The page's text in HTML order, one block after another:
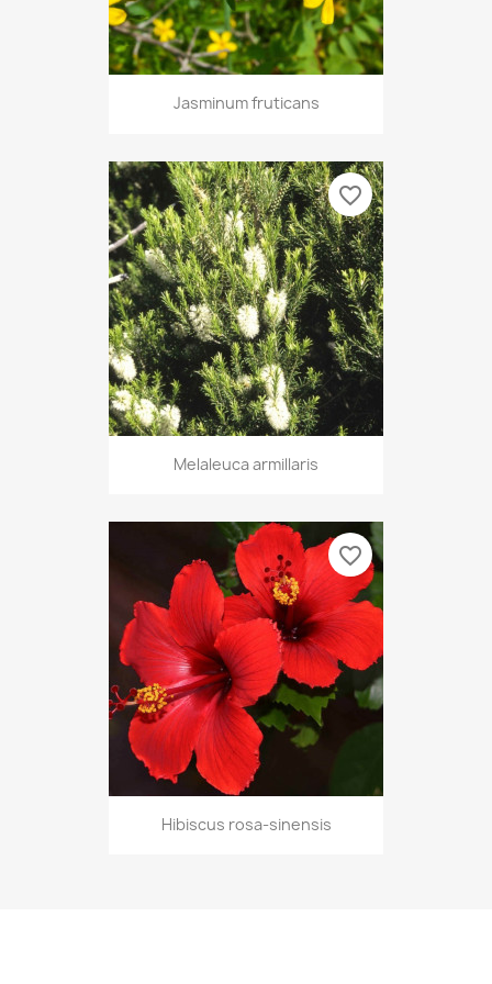
Jasminum fruticans
Melaleuca armillaris
favorite_border
Hibiscus rosa-sinensis
favorite_border